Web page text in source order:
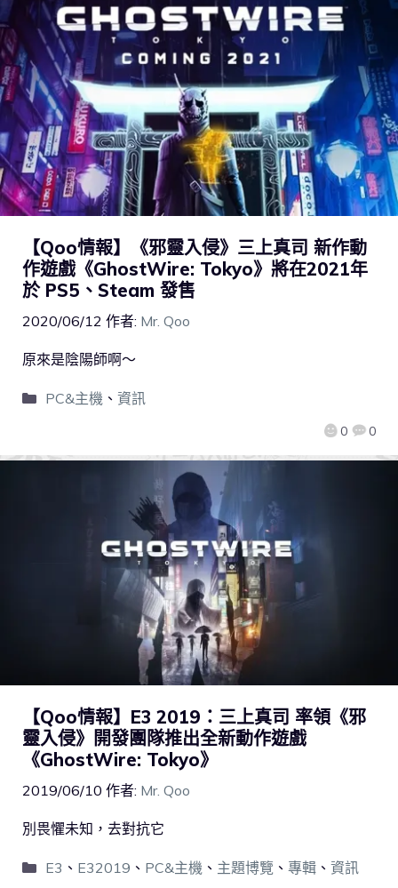
【Qoo情報】《邪靈入侵》三上真司 新作動
作遊戲《GhostWire: Tokyo》將在2021年
於 PS5、Steam 發售
2020/06/12 作者: Mr. Qoo
0 0
原來是陰陽師啊～
PC&主機 、 資訊
【Qoo情報】E3 2019：三上真司 率領《邪
靈入侵》開發團隊推出全新動作遊戲
《GhostWire: Tokyo》
2019/06/10 作者: Mr. Qoo
別畏懼未知，去對抗它
E3 、 E32019 、 PC&主機 、 主題博覽 、 專輯、 資訊